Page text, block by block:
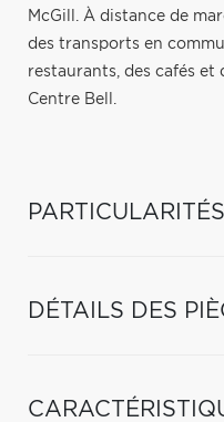
McGill. À distance de
des transports en
restaurants, des cafés et
Centre Bell.
DÉTAILS DES